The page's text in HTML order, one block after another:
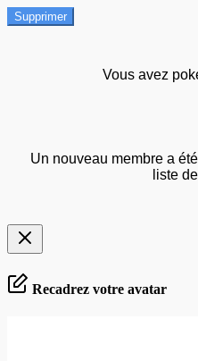
Supprimer
Vous avez
Un nouveau membre a
liste
Recadrez votre avatar